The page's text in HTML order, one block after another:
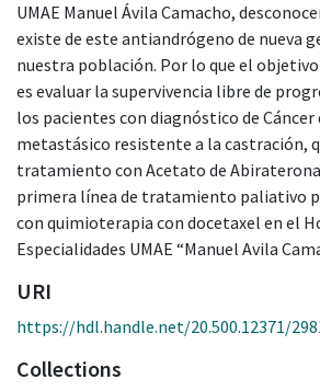
UMAE Manuel Ávila Camacho,
existe de este antiandrógeno de nueva
nuestra población. Por lo que el
es evaluar la supervivencia libre de
los pacientes con diagnóstico de
metastásico resistente a la castración,
tratamiento con Acetato de
primera línea de tratamiento paliativo
con quimioterapia con docetaxel en el
Especialidades UMAE “Manuel Avila
URI
https://hdl.handle.net/20.500.12371/
Collections